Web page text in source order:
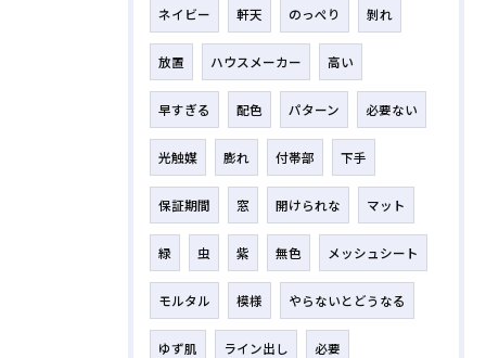
ネイビー 軒天 のっぺり 剝れ
放置 ハウスメーカー 高い
早すぎる 配色 パターン 必要ない
光触媒 膨れ 付帯部 下手
保証期間 窓 開けられな マット
緑 虫 紫 無色 メッシュシート
モルタル 模様 やらないとどうなる
ゆず肌 ライン出し 必要